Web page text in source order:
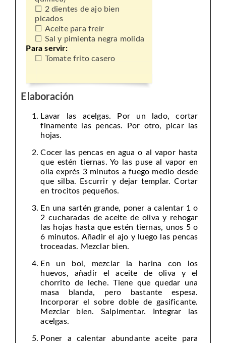
2 dientes de ajo bien
picados
Aceite para freír
Sal y pimienta negra molida
Para servir:
Tomate frito casero
Elaboración
Lavar las acelgas. Por un lado, cortar
finamente las pencas. Por otro, picar las
hojas.
Cocer las pencas en agua o al vapor hasta
que estén tiernas. Yo las puse al vapor en
olla exprés 3 minutos a fuego medio desde
que silba. Escurrir y dejar templar. Cortar
en trocitos pequeños.
En una sartén grande, poner a calentar 1 o
2 cucharadas de aceite de oliva y rehogar
las hojas hasta que estén tiernas, unos 5 o
6 minutos. Añadir el ajo y luego las pencas
troceadas. Mezclar bien.
En un bol, mezclar la harina con los
huevos, añadir el aceite de oliva y el
chorrito de leche. Tiene que quedar una
masa blanda, pero bastante espesa.
Incorporar el sobre doble de gasificante.
Mezclar bien. Salpimentar. Integrar las
acelgas.
Poner a calentar abundante aceite para